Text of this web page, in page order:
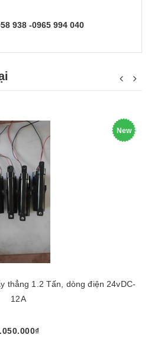
938 -0965 994 040
New
thẳng 1.2 Tấn, dòng điện 24vDC-
12A